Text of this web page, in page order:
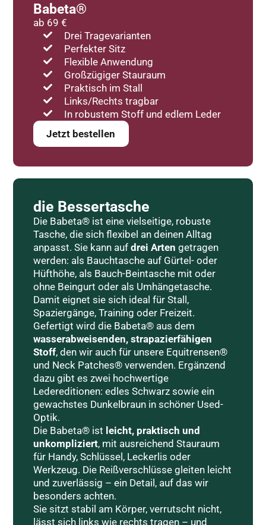
Babeta®
ab 69 €
Drei Tragevarianten
Perfekter Sitz
Flexible Anwendung
Großzügiger Stauraum
Praktisch im Stall
Links/Rechts tragbar
In robustem Stoff und edlem Leder
Jetzt bestellen
die Bessertasche
Die Babeta® ist eine vielseitige, robuste
Tasche, die sich flexibel an deinen Alltag
anpasst. Sie kann aufdrei Artengetragen
werden: als Bauchtasche auf Gürtel- oder
Hüfthöhe, als Bauch-Beintasche mit oder
ohne Beingurt oder als Umhängetasche.
Damit eignet sie sich ideal für Stall,
Spaziergänge, Training oder Freizeit.
Gefertigt wird die Babeta® aus dem
wasserabweisenden, strapazierfähigen
Stoff, den wir auch für unsere Equitrensen®
und Neck Patches® verwenden. Ergänzend
dazu gibt es zwei hochwertige
Ledereditionen: edles Schwarz sowie ein
gewachstes Dunkelbraun in schöner Used-
Optik.
Die Babeta® ist leicht, praktisch und
unkompliziert, mit ausreichend Stauraum
für Handy, Schlüssel, Leckerlis oder
Werkzeug. Die Reißverschlüsse gleiten leicht
und zuverlässig – ein Detail, auf das wir
besonders achten.
Sie sitzt stabil am Körper, verrutscht nicht,
lässt sich links wie rechts tragen – und